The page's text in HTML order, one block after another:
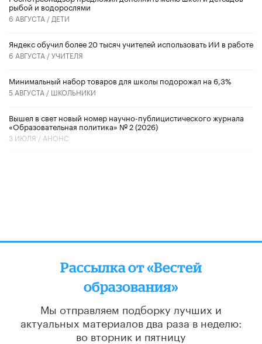
рыбой и водорослями
6 АВГУСТА / ДЕТИ
​Яндекс обучил более 20 тысяч учителей использовать ИИ в работе
6 АВГУСТА /УЧИТЕЛЯ
Минимальный набор товаров для школы подорожал на 6,3%
5 АВГУСТА / ШКОЛЬНИКИ
Вышел в свет новый номер научно-публицистического журнала
«Образовательная политика» № 2 (2026)
3 ИЮЛЯ / АНОНС
Рассылка от «Вестей
образования»
Мы отправляем подборку лучших и
актуальных материалов два раза в неделю:
во вторник и пятницу